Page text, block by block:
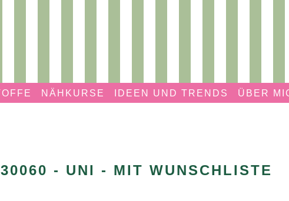
NÄHKURSE IDEEN UND TRENDS ÜBER
- UNI - MIT WUNSCHLISTE